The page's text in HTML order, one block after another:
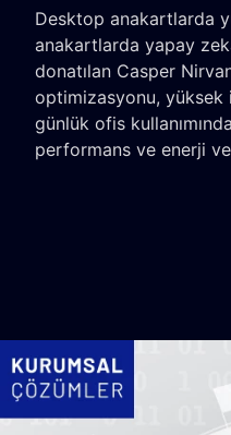
Desktop anakartlarda
anakartlarda yapay
donatılan Casper
optimizasyonu, yüksek
günlük ofis
performans ve enerji